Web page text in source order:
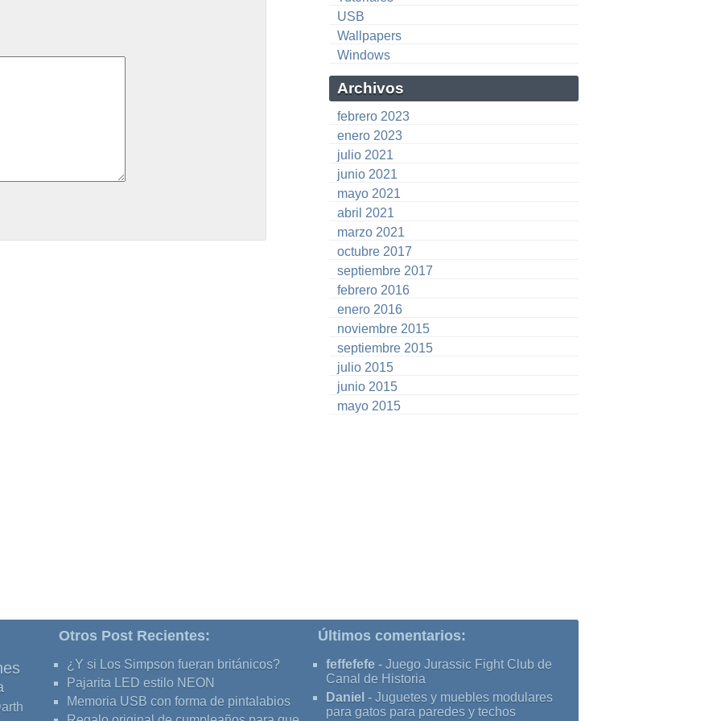
USB
Wallpapers
Windows
Archivos
febrero 2023
enero 2023
julio 2021
junio 2021
mayo 2021
abril 2021
marzo 2021
octubre 2017
septiembre 2017
febrero 2016
enero 2016
noviembre 2015
septiembre 2015
julio 2015
junio 2015
mayo 2015
Otros Post Recientes:
¿Y si Los Simpson fueran británicos?
Pajarita LED estilo NEON
Memoria USB con forma de pintalabios
Últimos comentarios:
feffefefe - Juego Jurassic Fight Club de
Canal de Historia
Daniel - Juguetes y muebles modulares
para gatos para paredes y techos